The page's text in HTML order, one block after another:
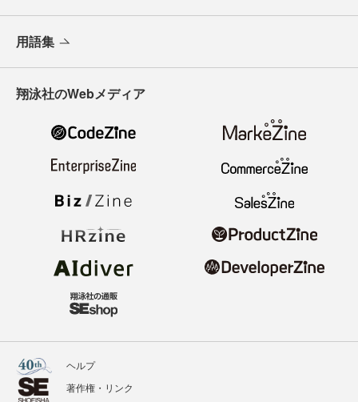
用語集
翔泳社のWebメディア
ヘルプ
著作権・リンク